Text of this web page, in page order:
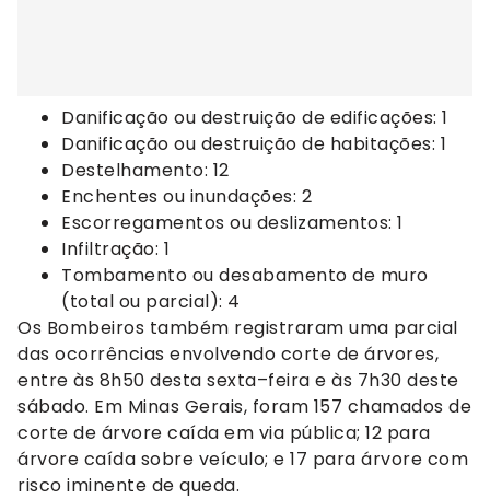
Danificação ou destruição de edificações: 1
Danificação ou destruição de habitações: 1
Destelhamento: 12
Enchentes ou inundações: 2
Escorregamentos ou deslizamentos: 1
Infiltração: 1
Tombamento ou desabamento de muro
(total ou parcial): 4
Os Bombeiros também registraram uma parcial
das ocorrências envolvendo corte de árvores,
entre às 8h50 desta sexta–feira e às 7h30 deste
sábado. Em Minas Gerais, foram 157 chamados de
corte de árvore caída em via pública; 12 para
árvore caída sobre veículo; e 17 para árvore com
risco iminente de queda.